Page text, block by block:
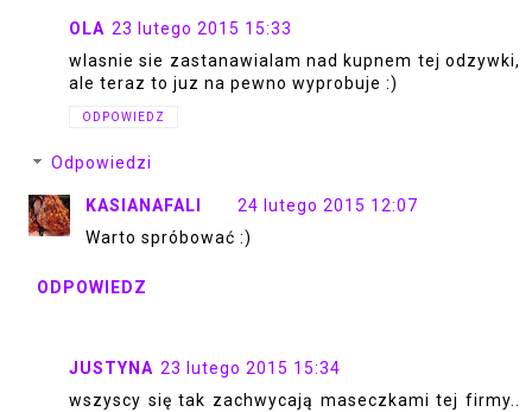
OLA 23 lutego 2015 15:33
wlasnie sie zastanawialam nad kupnem tej odzywki,
ale teraz to juz na pewno wyprobuje :)
ODPOWIEDZ
Odpowiedzi
KASIANAFALI
24 lutego 2015 12:07
Warto spróbować :)
ODPOWIEDZ
JUSTYNA 23 lutego 2015 15:34
wszyscy się tak zachwycają maseczkami tej firmy..